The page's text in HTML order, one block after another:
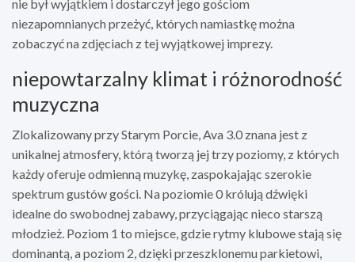
nie był wyjątkiem i dostarczył jego gościom
niezapomnianych przeżyć, których namiastkę można
zobaczyć na zdjęciach z tej wyjątkowej imprezy.
niepowtarzalny klimat i różnorodność
muzyczna
Zlokalizowany przy Starym Porcie, Ava 3.0 znana jest z
unikalnej atmosfery, którą tworzą jej trzy poziomy, z których
każdy oferuje odmienną muzykę, zaspokajając szerokie
spektrum gustów gości. Na poziomie 0 królują dźwięki
idealne do swobodnej zabawy, przyciągając nieco starszą
młodzież. Poziom 1 to miejsce, gdzie rytmy klubowe stają się
dominantą, a poziom 2, dzięki przeszklonemu parkietowi,